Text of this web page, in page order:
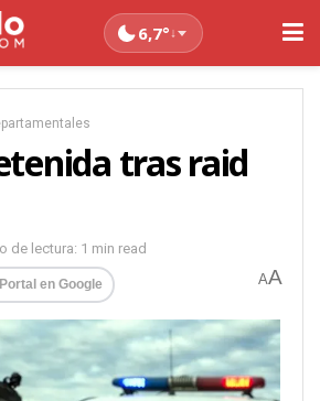
6,7°↓
tras raid
de lectura: 1 min read
en Google AA